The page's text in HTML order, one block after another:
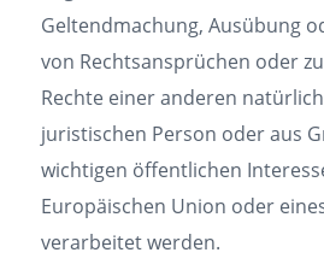
Geltendmachung, Ausübung
von Rechtsansprüchen oder
Rechte einer anderen
juristischen Person oder aus
wichtigen öffentlichen
Europäischen Union oder
verarbeitet werden.